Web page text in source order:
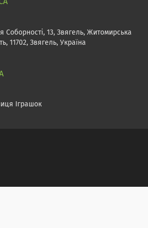
Соборності, 13, Звягель, Житомирська
11702, Звягель, Україна
Іграшок